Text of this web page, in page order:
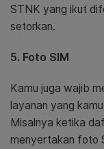
STNK yang ikut
setorkan.
5. Foto SIM
Kamu juga wajib
layanan yang
Misalnya ketika
menyertakan foto